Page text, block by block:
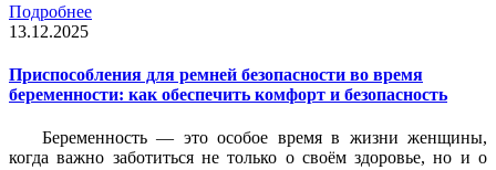
Подробнее
13.12.2025
Приспособления для ремней безопасности во время
беременности: как обеспечить комфорт и безопасность
Беременность — это особое время в жизни женщины,
когда важно заботиться не только о своём здоровье, но и о